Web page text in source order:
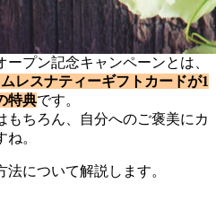
プン記念キャンペーンとは、
レスナティーギフトカードが1
特典です。
もちろん、自分へのご褒美にカ
。
について解説します。